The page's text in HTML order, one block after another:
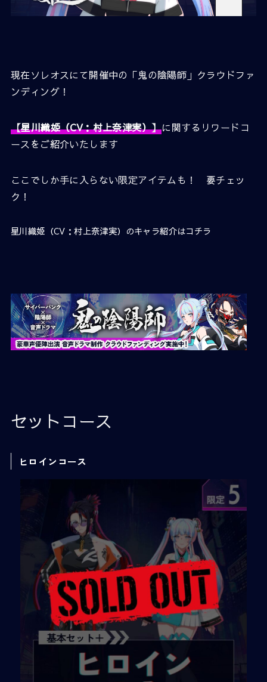
現在ソレオスにて開催中の「鬼の陰陽師」クラウドファ
ンディング！
【星川織姫（CV：村上奈津実）】に関するリワードコ
ースをご紹介いたします
ここでしか手に入らない限定アイテムも！ 要チェッ
ク！
星川織姫（CV：村上奈津実）のキャラ紹介はコチラ
セットコース
ヒロインコース